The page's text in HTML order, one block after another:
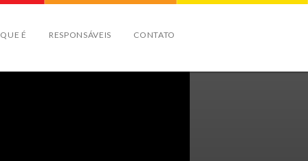
É RESPONSÁVEIS CONTATO